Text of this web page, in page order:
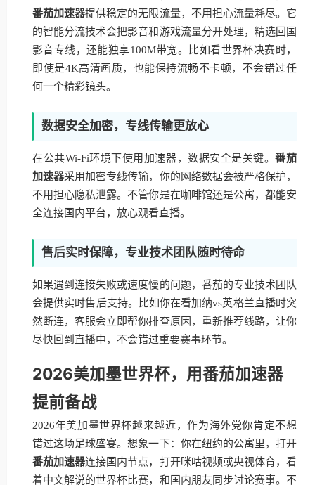
番茄加速器提供稳定的无限流量，不用担心流量耗尽。它
的智能分流技术会把影音和游戏流量分开处理，精选回国
影音专线，还能独享100M带宽。比如看世界杯决赛时，
即使是4K高清画质，也能保持流畅不卡顿，不会错过任
何一个精彩镜头。
数据安全加密，专线传输更放心
在公共Wi-Fi环境下使用加速器，数据安全是关键。番茄
加速器采用加密专线传输，你的网络数据会被严格保护，
不用担心隐私泄露。不管你是在咖啡馆还是公寓，都能安
全连接国内平台，放心观看直播。
售后实时保障，专业技术团队随时待命
如果遇到连接失败或速度慢的问题，番茄的专业技术团队
会提供实时售后支持。比如你在看加纳vs英格兰直播时突
然断连，客服会立即帮你排查原因，重新推荐线路，让你
尽快回到直播中，不会错过重要赛事环节。
2026美加墨世界杯，用番茄加速器
提前备战
2026年美加墨世界杯越来越近，作为海外党你肯定不想
错过这场足球盛宴。想象一下：你在纽约的公寓里，打开
番茄加速器连接国内节点，打开咪咕视频或央视体育，看
着中文解说的世界杯比赛，和国内朋友同步讨论赛事。不